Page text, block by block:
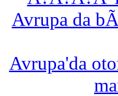
Avrupa da
Avrupa'da